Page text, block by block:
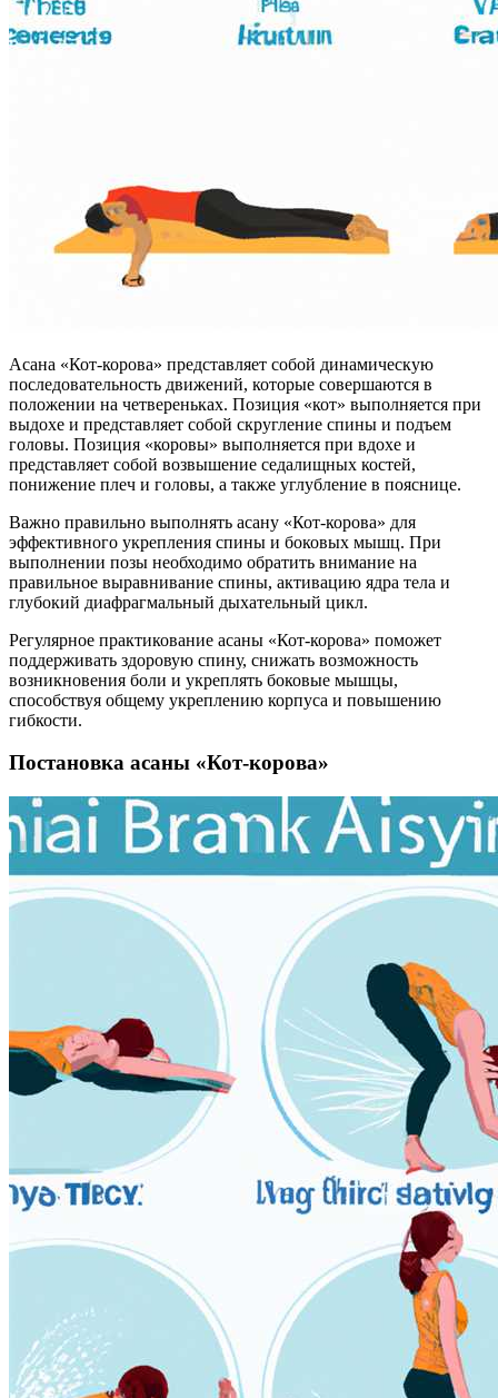
Асана «Кот-корова» представляет собой динамическую
последовательность движений, которые совершаются в
положении на четвереньках. Позиция «кот» выполняется при
выдохе и представляет собой скругление спины и подъем
головы. Позиция «коровы» выполняется при вдохе и
представляет собой возвышение седалищных костей,
понижение плеч и головы, а также углубление в пояснице.
Важно правильно выполнять асану «Кот-корова» для
эффективного укрепления спины и боковых мышц. При
выполнении позы необходимо обратить внимание на
правильное выравнивание спины, активацию ядра тела и
глубокий диафрагмальный дыхательный цикл.
Регулярное практикование асаны «Кот-корова» поможет
поддерживать здоровую спину, снижать возможность
возникновения боли и укреплять боковые мышцы,
способствуя общему укреплению корпуса и повышению
гибкости.
Постановка асаны «Кот-корова»